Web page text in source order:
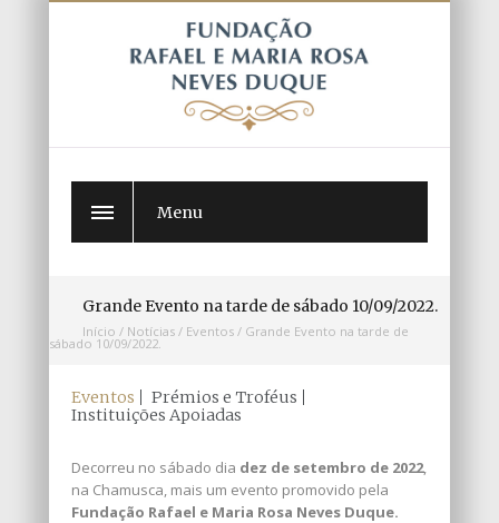
Menu
Grande Evento na tarde de sábado 10/09/2022.
Início / Notícias / Eventos / Grande Evento na tarde de
sábado 10/09/2022.
Eventos
Prémios e Troféus
Instituições Apoiadas
Decorreu no sábado dia dez de setembro de 2022,
na Chamusca, mais um evento promovido pela
Fundação Rafael e Maria Rosa Neves Duque.